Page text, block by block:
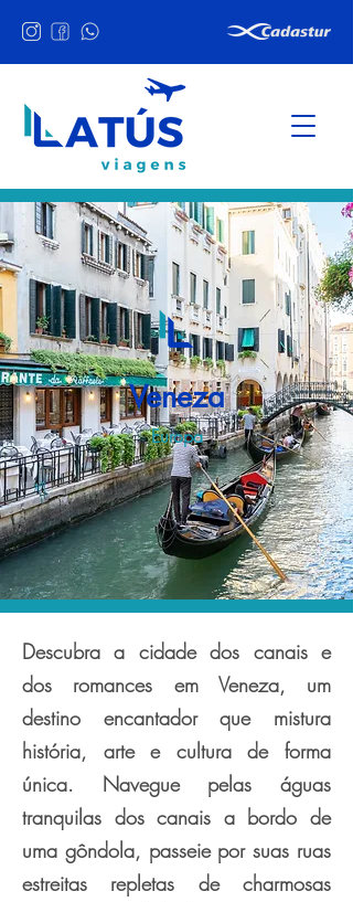
Veneza
Europa
Descubra a cidade dos canais e
dos romances em Veneza, um
destino encantador que mistura
história, arte e cultura de forma
única. Navegue pelas águas
tranquilas dos canais a bordo de
uma gôndola, passeie por suas ruas
estreitas repletas de charmosas